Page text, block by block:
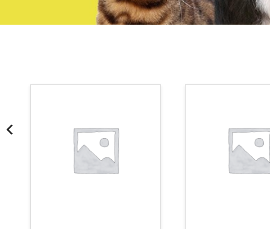
¡Somos Aquanatura!